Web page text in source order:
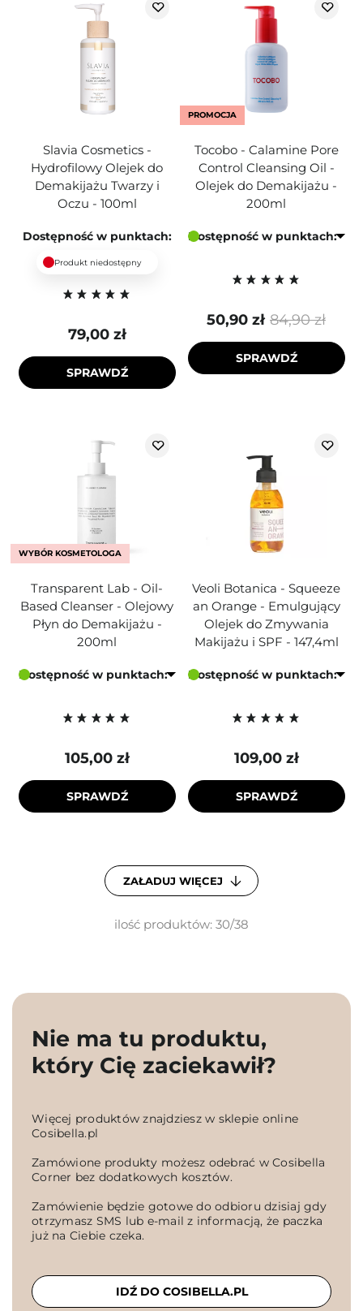
Slavia Cosmetics -
Hydrofilowy Olejek do
Demakijażu Twarzy i
Oczu - 100ml
Dostępność w punktach:
Produkt niedostępny
79,00 zł
SPRAWDŹ
PROMOCJA
Tocobo - Calamine Pore
Control Cleansing Oil -
Olejek do Demakijażu -
200ml
Dostępność w punktach:
84,90 zł
50,90 zł
SPRAWDŹ
WYBÓR KOSMETOLOGA
Transparent Lab - Oil-
Based Cleanser - Olejowy
Płyn do Demakijażu -
200ml
Dostępność w punktach:
105,00 zł
SPRAWDŹ
Veoli Botanica - Squeeze
an Orange - Emulgujący
Olejek do Zmywania
Makijażu i SPF - 147,4ml
Dostępność w punktach:
109,00 zł
SPRAWDŹ
ZAŁADUJ WIĘCEJ
ilość produktów: 30/38
Nie ma tu produktu,
który Cię zaciekawił?
Więcej produktów znajdziesz w sklepie online
Cosibella.pl
Zamówione produkty możesz odebrać w Cosibella
Corner bez dodatkowych kosztów.
Zamówienie będzie gotowe do odbioru dzisiaj gdy
otrzymasz SMS lub e-mail z informacją, że paczka
już na Ciebie czeka.
IDŹ DO COSIBELLA.PL